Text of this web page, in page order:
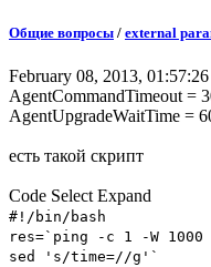
Общие вопросы / external
February 08, 2013,
AgentCommandTimeout =
AgentUpgradeWaitTime =
есть такой скрипт
Code Select Expand
#!/bin/bash
res=`ping -c 1 -W
sed 's/time=//g'`